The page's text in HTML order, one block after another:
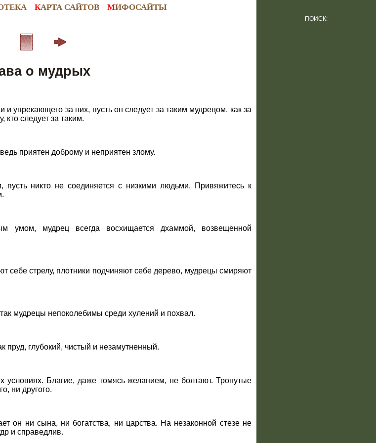
КАРТА САЙТОВ МИФОСАЙТЫ
о мудрых
упрекающего за них, пусть он следует за таким мудрецом, как за
следует за таким.
приятен доброму и неприятен злому.
пусть никто не соединяется с низкими людьми. Привяжитесь к
умом, мудрец всегда восхищается дхаммой, возвещенной
себе стрелу, плотники подчиняют себе дерево, мудрецы смиряют
мудрецы непоколебимы среди хулений и похвал.
глубокий, чистый и незамутненный.
Благие, даже томясь желанием, не болтают. Тронутые
ни другого.
он ни сына, ни богатства, ни царства. На незаконной стезе не
и справедлив.
ПОИСК: